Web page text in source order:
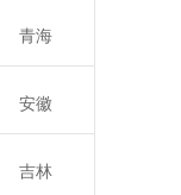
青海
安徽
吉林